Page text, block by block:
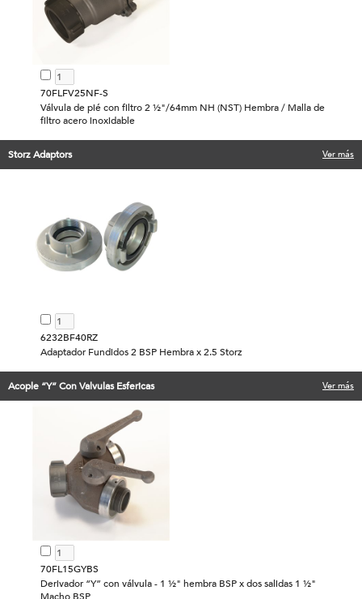
70FLFV25NF-S
Válvula de pié con filtro 2 ½"/64mm NH (NST) Hembra / Malla de
filtro acero inoxidable
Storz Adaptors Ver más
6232BF40RZ
Adaptador Fundidos 2 BSP Hembra x 2.5 Storz
Acople “Y” Con Valvulas Esfericas Ver más
70FL15GYBS
Derivador “Y” con válvula - 1 ½" hembra BSP x dos salidas 1 ½"